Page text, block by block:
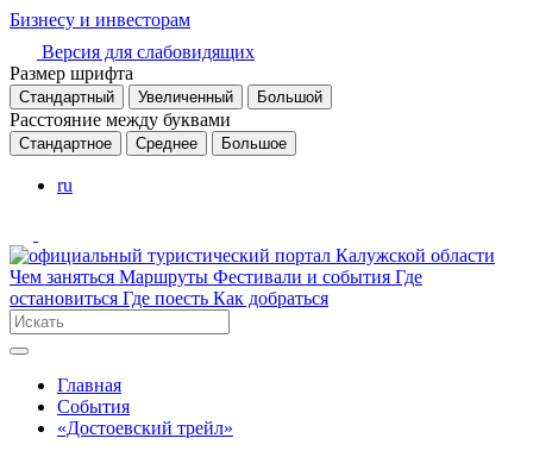
Бизнесу и инвесторам
Версия для слабовидящих
Размер шрифта
Стандартный Увеличенный Большой
Расстояние между буквами
Стандартное Среднее Большое
ru
Чем заняться Маршруты Фестивали и события Где
остановиться Где поесть Как добраться
Главная
События
«Достоевский трейл»